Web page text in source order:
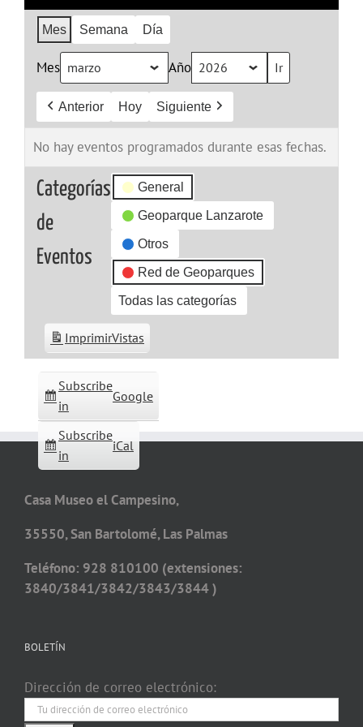
Mes Semana Día
Mes Año
Anterior Hoy Siguiente
No hay eventos programados durante esas fechas.
Categorías
de
Eventos
General
Geoparque Lanzarote
Otros
Red de Geoparques
Todas las categorías
Subscribe
in
Google
Subscribe
in
iCal
ImprimirVistas
Casa Museo el Campesino,
35550, San Bartolomé, Las Palmas
Teléfono: 928 810100 (extensiones:
3840/3841/3842/3843/3844 )
BOLETÍN
Dirección de correo electrónico: